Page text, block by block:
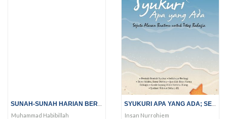
Muhammad Habibillah Insan Nurrohiem